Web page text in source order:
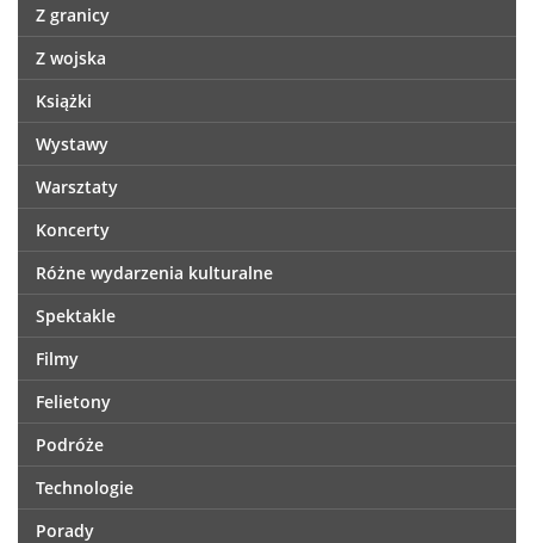
Z granicy
Z wojska
Książki
Wystawy
Warsztaty
Koncerty
Różne wydarzenia kulturalne
Spektakle
Filmy
Felietony
Podróże
Technologie
Porady